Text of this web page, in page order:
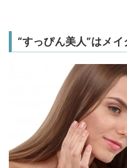
“すっぴん美人”はメイ